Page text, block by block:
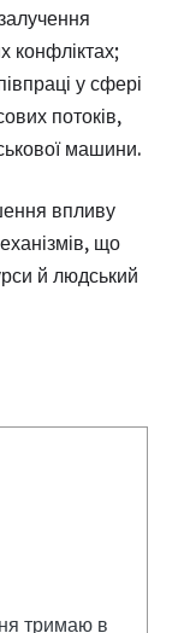
конфліктах;
у сфері
потоків,
машини.
впливу
що
й людський
тримаю в